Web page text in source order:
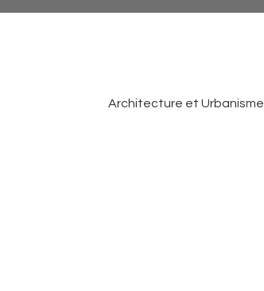
Architecture et Urbanisme